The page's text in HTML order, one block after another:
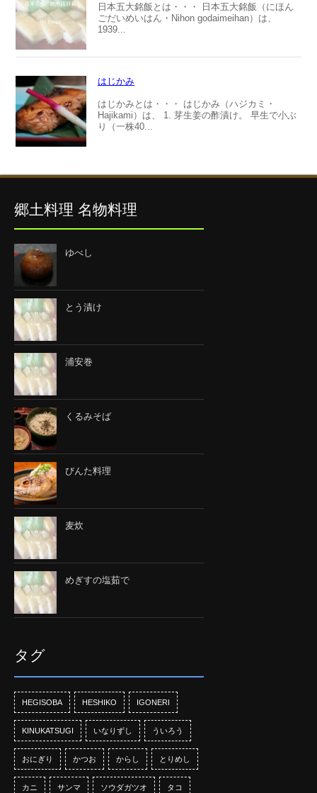
日本五大銘飯とは・・・ 日本五大銘飯（にほん
ごだいめいはん・Nihon godaimeihan）は、
1939...
はじかみ
はじかみとは・・・ はじかみ（ハジカミ・
Hajikami）は、 1. 芽生姜の酢漬け。 早生で小ぶ
り（一株40...
郷土料理 名物料理
ゆべし
とう漬け
浦安巻
くるみそば
びんた料理
麦炊
めぎすの塩茹で
タグ
HEGISOBA HESHIKO IGONERI
KINUKATSUGI いなりずし ういろう
おにぎり かつお からし とりめし
カニ サンマ ソウダガツオ タコ